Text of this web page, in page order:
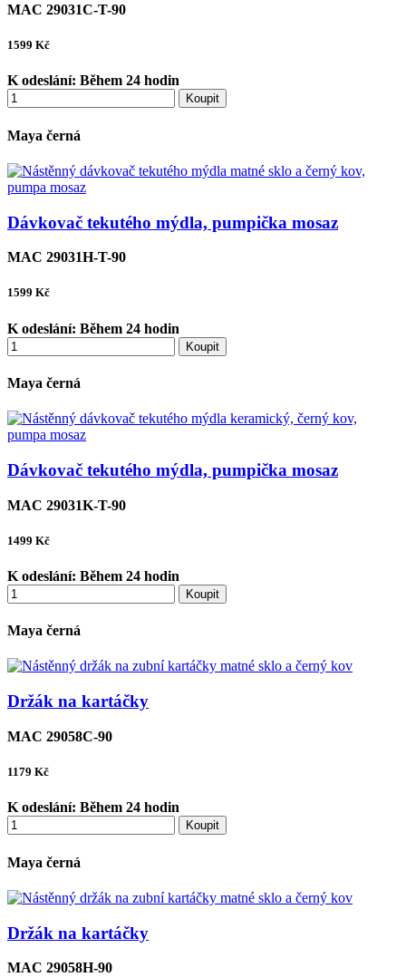
MAC 29031C-T-90
1599 Kč
K odeslání: Během 24 hodin
Koupit
Maya černá
Dávkovač tekutého mýdla, pumpička mosaz
MAC 29031H-T-90
1599 Kč
K odeslání: Během 24 hodin
Koupit
Maya černá
Dávkovač tekutého mýdla, pumpička mosaz
MAC 29031K-T-90
1499 Kč
K odeslání: Během 24 hodin
Koupit
Maya černá
Držák na kartáčky
MAC 29058C-90
1179 Kč
K odeslání: Během 24 hodin
Koupit
Maya černá
Držák na kartáčky
MAC 29058H-90